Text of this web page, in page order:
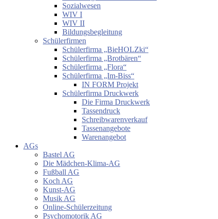
Sozialwesen
WIV I
WIV II
Bildungsbegleitung
Schülerfirmen
Schülerfirma „BieHOLZki“
Schülerfirma „Brotbären“
Schülerfirma „Flora“
Schülerfirma „Im-Biss“
IN FORM Projekt
Schülerfirma Druckwerk
Die Firma Druckwerk
Tassendruck
Schreibwarenverkauf
Tassenangebote
Warenangebot
AGs
Bastel AG
Die Mädchen-Klima-AG
Fußball AG
Koch AG
Kunst-AG
Musik AG
Online-Schülerzeitung
Psychomotorik AG